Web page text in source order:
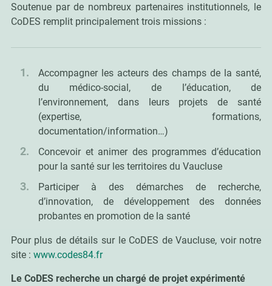
Soutenue par de nombreux partenaires institutionnels, le
CoDES remplit principalement trois missions :
Accompagner les acteurs des champs de la santé,
du médico-social, de l’éducation, de
l’environnement, dans leurs projets de santé
(expertise, formations,
documentation/information…)
Concevoir et animer des programmes d’éducation
pour la santé sur les territoires du Vaucluse
Participer à des démarches de recherche,
d’innovation, de développement des données
probantes en promotion de la santé
Pour plus de détails sur le CoDES de Vaucluse, voir notre
site : www.codes84.fr
Le CoDES recherche un chargé de projet expérimenté